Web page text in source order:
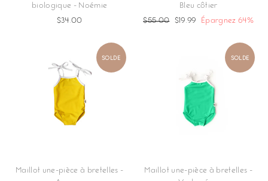
biologique - Noémie
$34.00
Bleu côtier
Prix
$55.00
Prix
$19.99 Épargnez 64%
SOLDE
Maillot une-pièce à bretelles -
SOLDE
Maillot une-pièce à bretelles -